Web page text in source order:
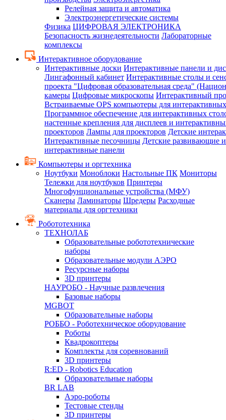
Релейная защита и автоматика
Электроэнергетические системы
Физика ЦИФРОВАЯ ЭЛЕКТРОНИКА
Безопасность жизнедеятельности Лабораторные
комплексы
Интерактивное оборудование
Интерактивные доски Интерактивные панели и
Лингафонный кабинет Интерактивные столы и
проекта "Цифровая образовательная среда"
камеры Цифровые микроскопы Интерактивный
Встраиваемые OPS компьютеры для
Программное обеспечение для интерактивных
настенные крепления для дисплеев и
проекторов Лампы для проекторов Детские
Интерактивные песочницы Детские развивающие
интерактивные панели
Компьютеры и оргтехника
Ноутбуки Моноблоки Настольные ПК Мониторы
Тележки для ноутбуков Принтеры
Многофунциональные устройства (МФУ)
Сканеры Ламинаторы Шредеры Расходные
материалы для оргтехники
Робототехника
ТЕХНОЛАБ
Образовательные робототехнические
наборы
Образовательные модули АЭРО
Ресурсные наборы
3D принтеры
НАУРОБО - Научные развлечения
Базовые наборы
MGBOT
Образовательные наборы
РОББО - Роботехническое оборудование
Роботы
Квадрокоптеры
Комплекты для соревнований
3D принтеры
R:ED - Robotics Education
Образовательные наборы
BR LAB
Аэро-роботы
Тестовые стенды
3D принтеры